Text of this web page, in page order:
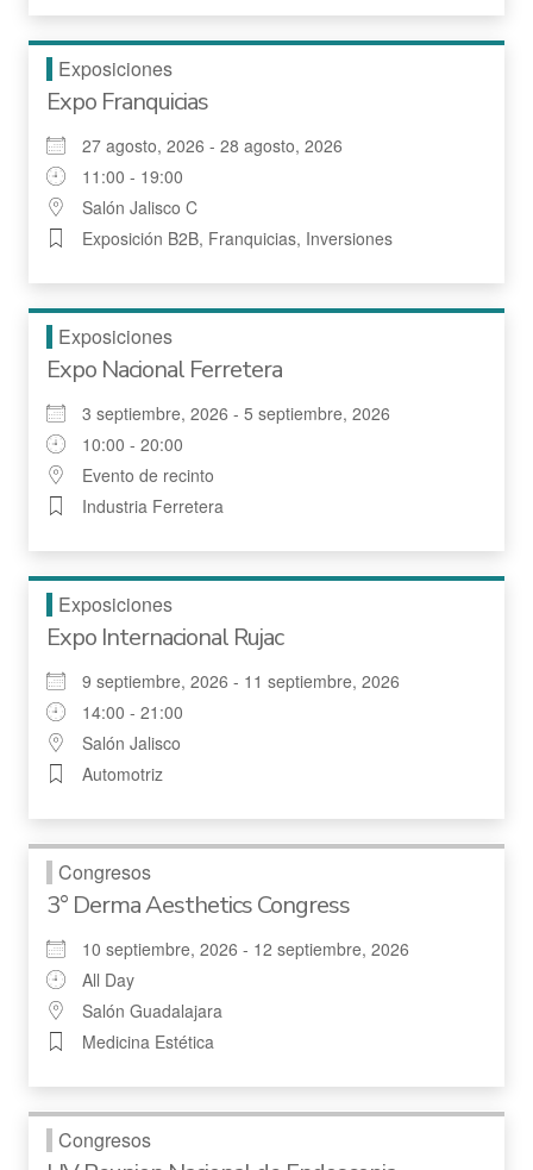
Exposiciones
Expo Franquicias
27 agosto, 2026 - 28 agosto, 2026
11:00 - 19:00
Salón Jalisco C
Exposición B2B, Franquicias, Inversiones
Exposiciones
Expo Nacional Ferretera
3 septiembre, 2026 - 5 septiembre, 2026
10:00 - 20:00
Evento de recinto
Industria Ferretera
Exposiciones
Expo Internacional Rujac
9 septiembre, 2026 - 11 septiembre, 2026
14:00 - 21:00
Salón Jalisco
Automotriz
Congresos
3° Derma Aesthetics Congress
10 septiembre, 2026 - 12 septiembre, 2026
All Day
Salón Guadalajara
Medicina Estética
Congresos